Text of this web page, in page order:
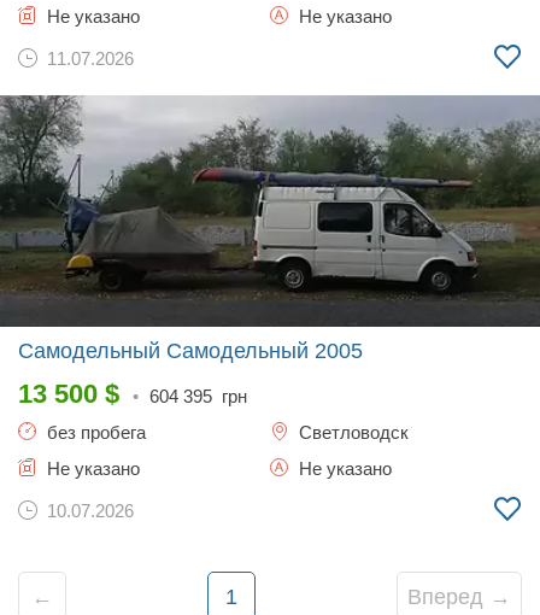
Не указано
Не указано
11.07.2026
Самодельный Самодельный 2005
13 500 $ • 604 395 грн
без пробега
Светловодск
Не указано
Не указано
10.07.2026
← 1 Вперед →